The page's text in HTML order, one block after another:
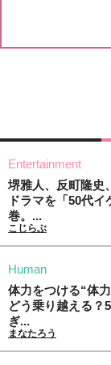
Entertainment
堺雅人、反町隆
ドラマを「50代
巻。...
こじらぶ
Human
体力をつける“体力
どう乗り越える？
ぎ...
まなたろう